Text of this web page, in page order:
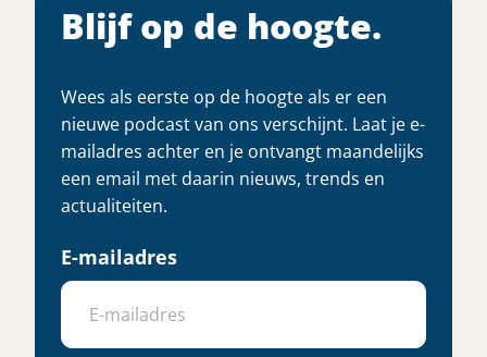
Blijf op de hoogte.
Wees als eerste op de hoogte als er een
nieuwe podcast van ons verschijnt. Laat je e-
mailadres achter en je ontvangt maandelijks
een email met daarin nieuws, trends en
actualiteiten.
E-mailadres